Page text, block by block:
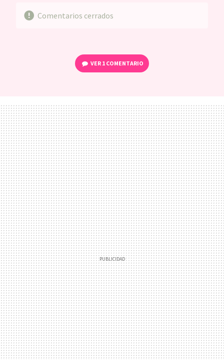
Comentarios cerrados
VER 1 COMENTARIO